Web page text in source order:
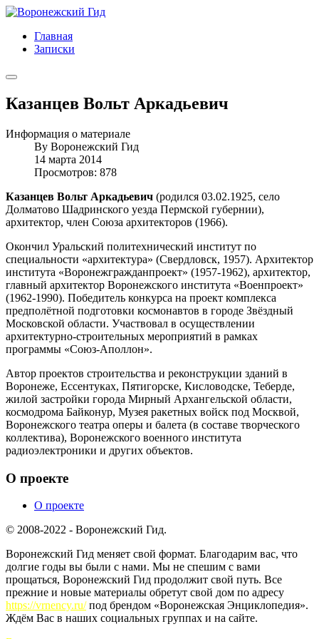
Главная
Записки
Казанцев Вольт Аркадьевич
Информация о материале
By Воронежский Гид
14 марта 2014
Просмотров: 878
Казанцев Вольт Аркадьевич (родился 03.02.1925, село
Долматово Шадринского уезда Пермской губернии),
архитектор, член Союза архитекторов (1966).
Окончил Уральский политехнический институт по
специальности «архитектура» (Свердловск, 1957). Архитектор
института «Воронежгражданпроект» (1957-1962), архитектор,
главный архитектор Воронежского института «Военпроект»
(1962-1990). Победитель конкурса на проект комплекса
предполётной подготовки космонавтов в городе Звёздный
Московской области. Участвовал в осуществлении
архитектурно-строительных мероприятий в рамках
программы «Союз-Аполлон».
Автор проектов строительства и реконструкции зданий в
Воронеже, Ессентуках, Пятигорске, Кисловодске, Теберде,
жилой застройки города Мирный Архангельской области,
космодрома Байконур, Музея ракетных войск под Москвой,
Воронежского театра оперы и балета (в составе творческого
коллектива), Воронежского военного института
радиоэлектроники и других объектов.
О проекте
О проекте
© 2008-2022 - Воронежский Гид.
Воронежский Гид меняет свой формат. Благодарим вас, что
долгие годы вы были с нами. Мы не спешим с вами
прощаться, Воронежский Гид продолжит свой путь. Все
прежние и новые материалы обретут свой дом по адресу
https://vrnency.ru/под брендом «Воронежская Энциклопедия».
Ждём Вас в наших социальных группах и на сайте.